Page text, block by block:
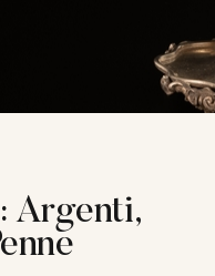
Argenti,